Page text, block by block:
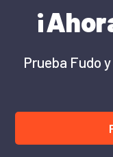
Prueba Fudo